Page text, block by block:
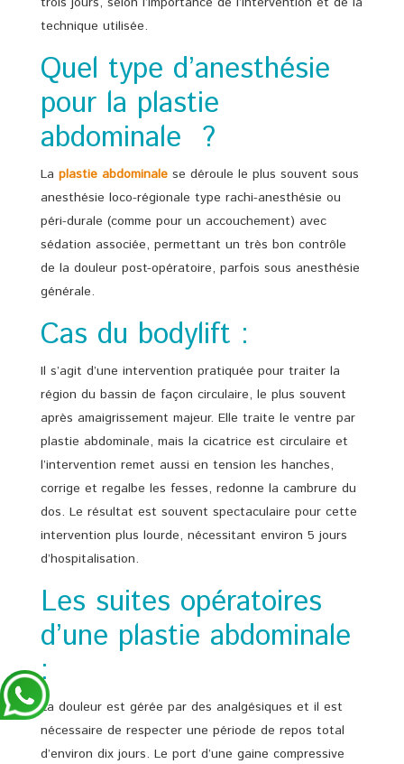
technique utilisée.
Quel type d’anesthésie
pour la plastie
abdominale ?
La plastie abdominale se déroule le plus souvent sous
anesthésie loco-régionale type rachi-anesthésie ou
péri-durale (comme pour un accouchement) avec
sédation associée, permettant un très bon contrôle
de la douleur post-opératoire, parfois sous anesthésie
générale.
Cas du bodylift :
Il s’agit d’une intervention pratiquée pour traiter la
région du bassin de façon circulaire, le plus souvent
après amaigrissement majeur. Elle traite le ventre par
plastie abdominale, mais la cicatrice est circulaire et
l’intervention remet aussi en tension les hanches,
corrige et regalbe les fesses, redonne la cambrure du
dos. Le résultat est souvent spectaculaire pour cette
intervention plus lourde, nécessitant environ 5 jours
d’hospitalisation.
Les suites opératoires
d’une plastie abdominale
:
La douleur est gérée par des analgésiques et il est
nécessaire de respecter une période de repos total
d’environ dix jours. Le port d’une gaine compressive